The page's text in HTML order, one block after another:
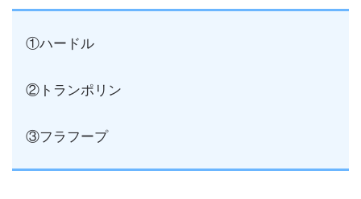
①ハードル
②トランポリン
③フラフープ